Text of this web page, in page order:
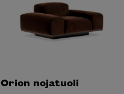
Orion nojatuoli